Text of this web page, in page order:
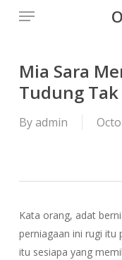
content
Menu
Mia Sara
Tudung
Byadmin
Kata orang, adat
perniagaan ini rugi itu
itu sesiapa yang